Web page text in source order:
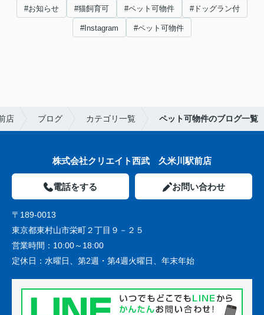
#お知らせ #猫飼育可 #ペット可物件 #ドッグラン付
#Instagram #ペット可物件
店 ブログ カテゴリ一覧 ペット可物件のブログ一覧
株式会社クリエイト西武 久米川駅前店
電話をする お問い合わせ
〒189-0013
東京都東村山市栄町２丁目９－２５
営業時間： 10:00～18:00
定休日： 水曜日、第2週・第4週火曜日、年末年始